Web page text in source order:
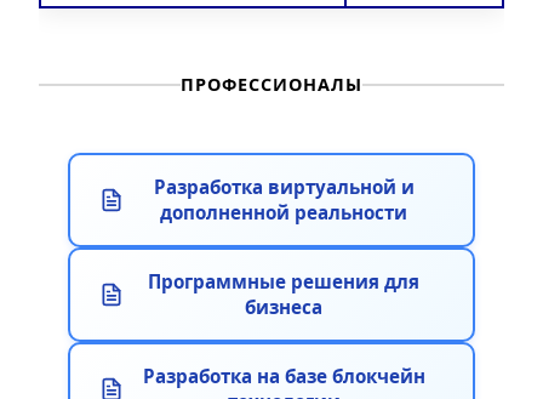
ПРОФЕССИОНАЛЫ
Разработка виртуальной и
дополненной реальности
Программные решения для
бизнеса
Разработка на базе блокчейн